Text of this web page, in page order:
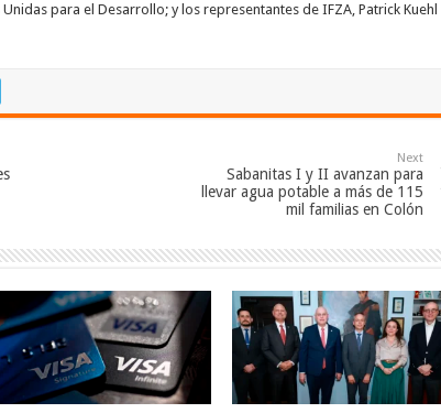
para el Desarrollo; y los representantes de IFZA, Patrick Kuehl
Next
Sabanitas I y II avanzan para
llevar agua potable a más de 115
mil familias en Colón